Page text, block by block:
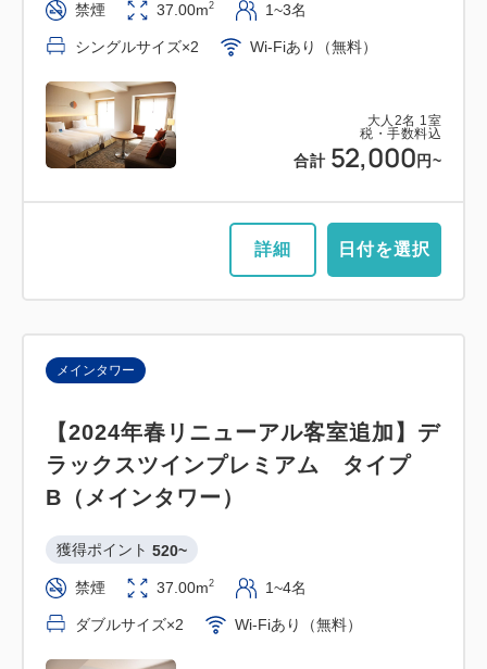
大人 2名 1室
税・手数料込
合計 52,000 円~
禁煙 37.00m2 1~3名
シングルサイズ×2 Wi-Fiあり（無料）
詳細 日付を選択
メインタワー
【2024年春リニューアル客室追加】デ
ラックスツインプレミアム タイプ
B（メインタワー）
獲得ポイント 520~
禁煙 37.00m2 1~4名
ダブルサイズ×2 Wi-Fiあり（無料）